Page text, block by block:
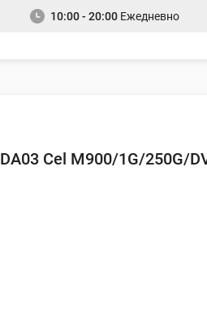
10:00 - 20:00 Ежедневно
Cel M900/1G/250G/